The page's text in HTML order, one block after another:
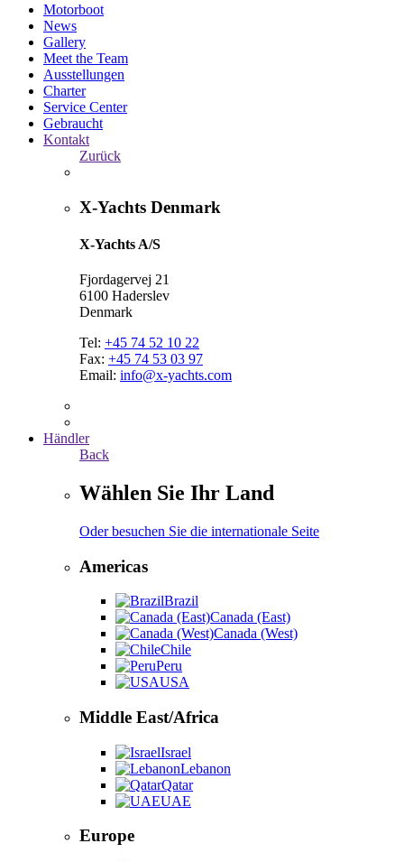
Motorboot
News
Gallery
Meet the Team
Ausstellungen
Charter
Service Center
Gebraucht
Kontakt
Zurück
X-Yachts Denmark
X-Yachts A/S
Fjordagervej 21
6100 Haderslev
Denmark
Tel: +45 74 52 10 22
Fax: +45 74 53 03 97
Email: info@x-yachts.com
Händler
Back
Wählen Sie Ihr Land
Oder besuchen Sie die internationale Seite
Americas
Brazil
Canada (East)
Canada (West)
Chile
Peru
USA
Middle East/Africa
Israel
Lebanon
Qatar
UAE
Europe